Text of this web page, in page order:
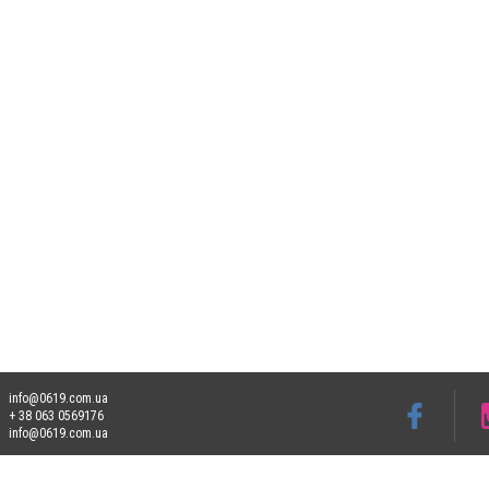
info@0619.com.ua
+ 38 063 0569176
info@0619.com.ua